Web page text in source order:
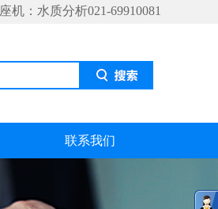
座机：水质分析021-69910081
联系我们